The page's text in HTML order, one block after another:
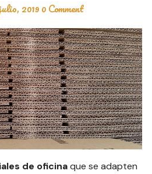
20190 Comment
de oficinaque se adapten